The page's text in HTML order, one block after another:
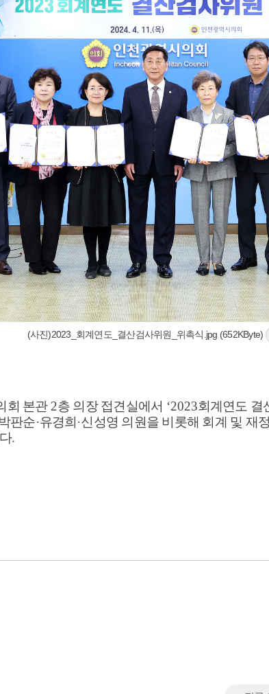
(사진)2023_회계연도_결산검사위원_위촉식.jpg (652KByte)
회 본관 2층 의장 접견실에서 ‘2023회계연도 결
판순·유경희·신성영 의원을 비롯해 회계 및 재
.